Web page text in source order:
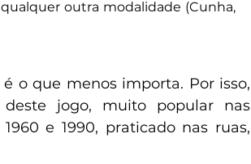
outra modalidade (Cunha,
o que menos importa. Por isso,
deste jogo, muito popular nas
e 1990, praticado nas ruas,